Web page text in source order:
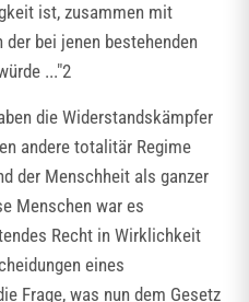
ist, zusammen mit
bei jenen bestehenden
..."2
die Widerstandskämpfer
andere totalitär Regime
der Menschheit als ganzer
Menschen war es
Recht in Wirklichkeit
eines
Frage, was nun dem Gesetz